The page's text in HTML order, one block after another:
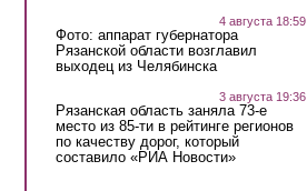
4 августа 18:59
Фото: аппарат губернатора
Рязанской области возглавил
выходец из Челябинска
3 августа 19:36
Рязанская область заняла 73-е
место из 85-ти в рейтинге регионов
по качеству дорог, который
составило «РИА Новости»